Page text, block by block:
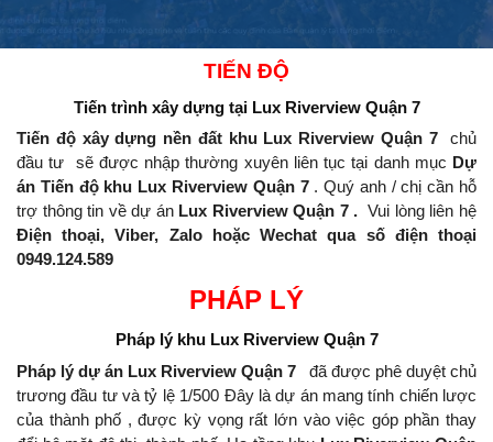
TIẾN ĐỘ
Tiến trình xây dựngtại Lux Riverview Quận 7
Tiến độ xây dựng nền đất khu Lux Riverview Quận 7
chủ
đầu tư
sẽ được nhập thường xuyên liên tục tại danh mục Dự
án Tiến độ khu Lux Riverview Quận 7 .Quý anh / chị cần hỗ
trợ thông tin về dự án Lux Riverview Quận 7 . Vui lòng liên hệ
Điện thoại, Viber, Zalo hoặc Wechat qua số điện thoại
0949.124.589
PHÁP LÝ
Pháp lý khuLux Riverview Quận 7
Pháp lý dự án Lux Riverview Quận 7
đã được phê duyệt chủ
trương đầu tư và tỷ lệ 1/500 Đây là dự án mang tính chiến lược
của thành phố , được kỳ vọng rất lớn vào việc góp phần thay